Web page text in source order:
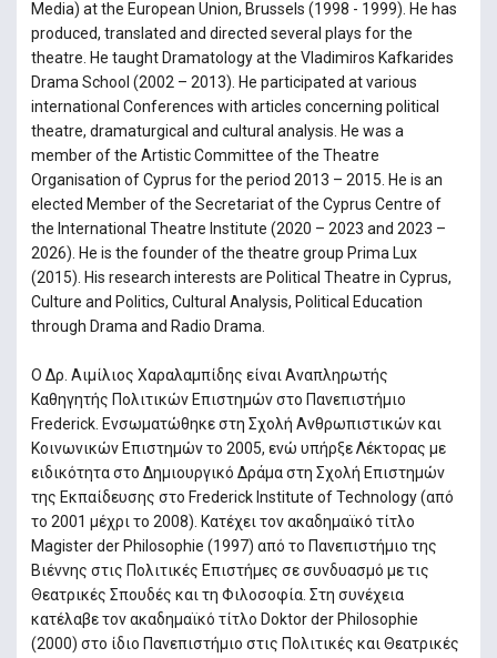
Media) at the European Union, Brussels (1998 - 1999). He has
produced, translated and directed several plays for the
theatre. He taught Dramatology at the Vladimiros Kafkarides
Drama School (2002 – 2013). He participated at various
international Conferences with articles concerning political
theatre, dramaturgical and cultural analysis. He was a
member of the Artistic Committee of the Theatre
Organisation of Cyprus for the period 2013 – 2015. He is an
elected Member of the Secretariat of the Cyprus Centre of
the International Theatre Institute (2020 – 2023 and 2023 –
2026). He is the founder of the theatre group Prima Lux
(2015). His research interests are Political Theatre in Cyprus,
Culture and Politics, Cultural Analysis, Political Education
through Drama and Radio Drama.
Ο Δρ. Αιμίλιος Χαραλαμπίδης είναι Αναπληρωτής
Καθηγητής Πολιτικών Επιστημών στο Πανεπιστήμιο
Frederick. Ενσωματώθηκε στη Σχολή Ανθρωπιστικών και
Κοινωνικών Επιστημών το 2005, ενώ υπήρξε Λέκτορας με
ειδικότητα στο Δημιουργικό Δράμα στη Σχολή Επιστημών
της Εκπαίδευσης στο Frederick Institute of Technology (από
το 2001 μέχρι το 2008). Κατέχει τον ακαδημαϊκό τίτλο
Magister der Philosophie (1997) από το Πανεπιστήμιο της
Βιέννης στις Πολιτικές Επιστήμες σε συνδυασμό με τις
Θεατρικές Σπουδές και τη Φιλοσοφία. Στη συνέχεια
κατέλαβε τον ακαδημαϊκό τίτλο Doktor der Philosophie
(2000) στο ίδιο Πανεπιστήμιο στις Πολιτικές και Θεατρικές